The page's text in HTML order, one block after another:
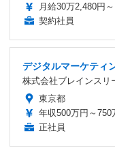
月給30万2,480円～
契約社員
デジタルマーケティ
株式会社ブレインスリ
東京都
年収500万円～750
正社員